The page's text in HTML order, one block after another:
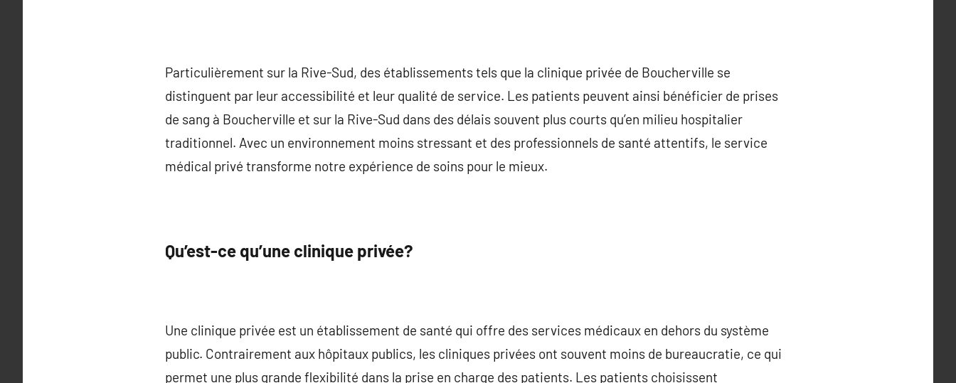
Particulièrement sur la Rive-Sud, des établissements tels que la clinique privée de Boucherville se
distinguent par leur accessibilité et leur qualité de service. Les patients peuvent ainsi bénéficier de prises
de sang à Boucherville et sur la Rive-Sud dans des délais souvent plus courts qu’en milieu hospitalier
traditionnel. Avec un environnement moins stressant et des professionnels de santé attentifs, le service
médical privé transforme notre expérience de soins pour le mieux.
Qu’est-ce qu’une clinique privée?
Une clinique privée est un établissement de santé qui offre des services médicaux en dehors du système
public. Contrairement aux hôpitaux publics, les cliniques privées ont souvent moins de bureaucratie, ce qui
permet une plus grande flexibilité dans la prise en charge des patients. Les patients choisissent